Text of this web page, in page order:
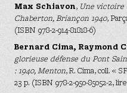
Max Schiavon, Une
Chaberton, Briançon 1940,
(ISBN 978-2-914-81818-6)
Bernard Cima, Raymond
glorieuse défense du Pont
: 1940, Menton, R. Cima, coll. «
23 p. (ISBN 978-2-950-85052-2,